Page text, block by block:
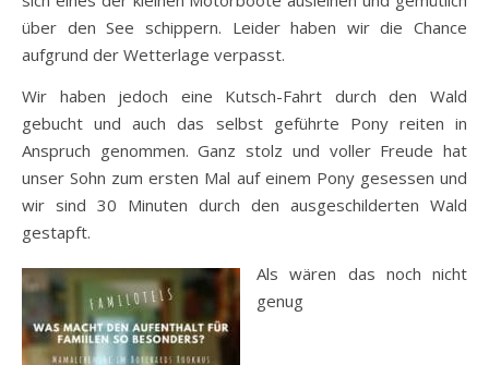
über den See schippern. Leider haben wir die Chance
aufgrund der Wetterlage verpasst.
Wir haben jedoch eine Kutsch-Fahrt durch den Wald
gebucht und auch das selbst geführte Pony reiten in
Anspruch genommen. Ganz stolz und voller Freude hat
unser Sohn zum ersten Mal auf einem Pony gesessen und
wir sind 30 Minuten durch den ausgeschilderten Wald
gestapft.
Als wären das noch nicht
genug